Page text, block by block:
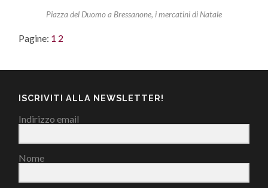
Piazza del Duomo a Bressanone, i mercatini di Natale
Pagine: 1 2
ISCRIVITI ALLA NEWSLETTER!
Indirizzo email
Nome